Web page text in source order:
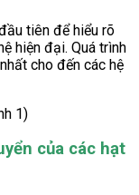
tiên để hiểu rõ
hiện đại. Quá trình
cho đến các hệ
của các hạt